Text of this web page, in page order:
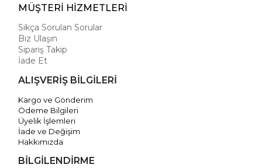
MÜŞTERİ HİZMETLERİ
Sıkça Sorulan Sorular
Biz Ulaşın
Sipariş Takip
İade Et
ALIŞVERİŞ BİLGİLERİ
Kargo ve Gönderim
Ödeme Bilgileri
Üyelik İşlemleri
İade ve Değişim
Hakkımızda
BİLGİLENDİRME